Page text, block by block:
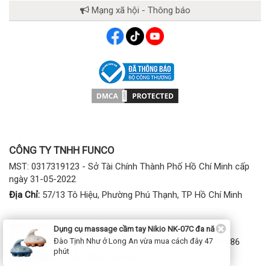
Mạng xã hội - Thông báo
CÔNG TY TNHH FUNCO
MST: 0317319123 - Sở Tài Chính Thành Phố Hồ Chí Minh cấp
ngày 31-05-2022
Địa Chỉ: 57/13 Tô Hiệu, Phường Phú Thạnh, TP Hồ Chí Minh
1900 2807 - (028) 7777 2807 (phím 1)
Bảo hành, kỹ thuật: (028) 3974 2186; Tel/Zalo: 0941797286
Khách Hàng Dự Án:
Dụng cụ massage cầm tay Nikio NK-07C đa năng
Đào Tịnh Như ở Long An vừa mua cách đây 47
phút